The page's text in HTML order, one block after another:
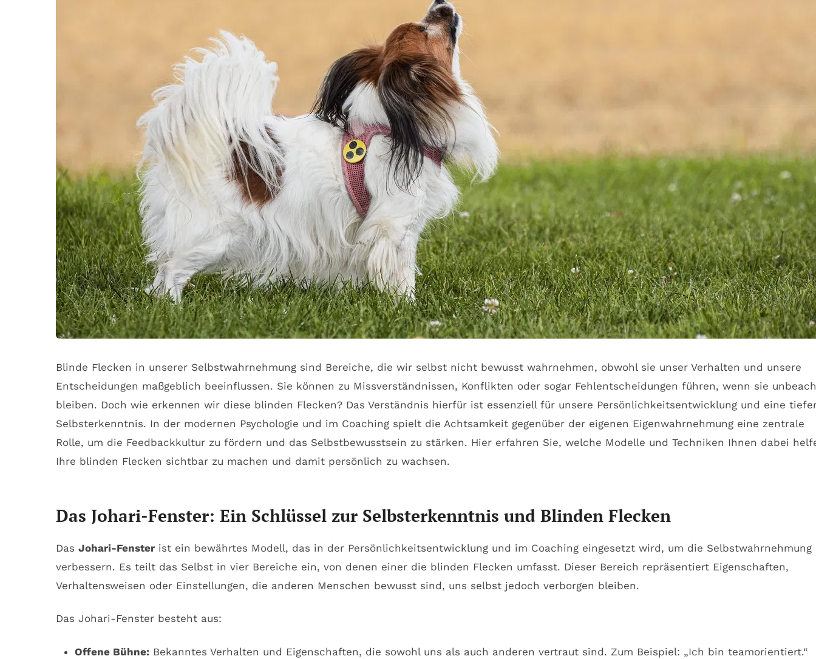
Blinde Flecken in unserer Selbstwahrnehmung sind Bereiche, die wir selbst nicht bewusst wahrnehmen, obwohl sie unser Verhalten und unsere
Entscheidungen maßgeblich beeinflussen. Sie können zu Missverständnissen, Konflikten oder sogar Fehlentscheidungen führen, wenn sie
bleiben. Doch wie erkennen wir diese blinden Flecken? Das Verständnis hierfür ist essenziell für unsere Persönlichkeitsentwicklung und eine
Selbsterkenntnis. In der modernen Psychologie und im Coaching spielt die Achtsamkeit gegenüber der eigenen Eigenwahrnehmung eine zentrale
Rolle, um die Feedbackkultur zu fördern und das Selbstbewusstsein zu stärken. Hier erfahren Sie, welche Modelle und Techniken Ihnen dabei
Ihre blinden Flecken sichtbar zu machen und damit persönlich zu wachsen.
Das Johari-Fenster: Ein Schlüssel zur Selbsterkenntnis und Blinden Flecken
Das Johari-Fenster ist ein bewährtes Modell, das in der Persönlichkeitsentwicklung und im Coaching eingesetzt wird, um die Selbstwahrnehmung
verbessern. Es teilt das Selbst in vier Bereiche ein, von denen einer die blinden Flecken umfasst. Dieser Bereich repräsentiert Eigenschaften,
Verhaltensweisen oder Einstellungen, die anderen Menschen bewusst sind, uns selbst jedoch verborgen bleiben.
Das Johari-Fenster besteht aus:
Offene Bühne:Bekanntes Verhalten und Eigenschaften, die sowohl uns als auch anderen vertraut sind. Zum Beispiel: „Ich bin teamorientiert.“